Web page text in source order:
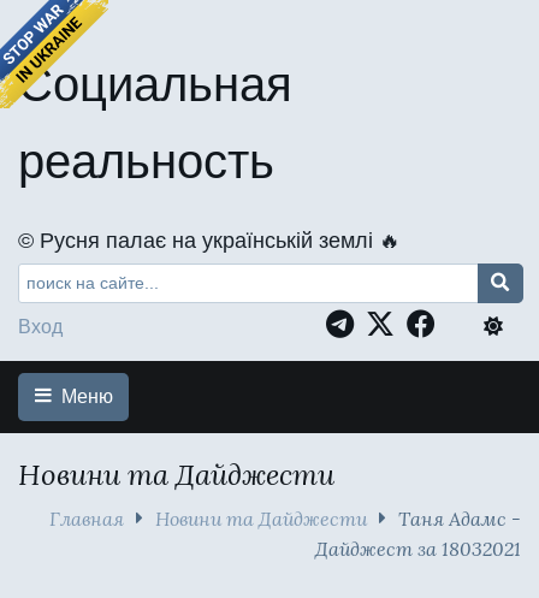
Социальная
реальность
©️ Русня палає на українській землі 🔥
Вход
Меню
Новини та Дайджести
Главная Новини та Дайджести
Таня Адамс -
Дайджест за 18032021